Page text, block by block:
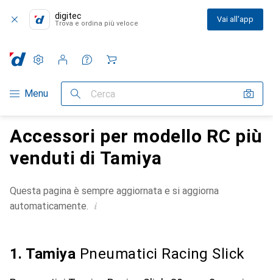
digitec
Trova e ordina più veloce Vai all'app
Categoria Navigazione
Menu Cerca
Impostazioni
Conto cliente
Liste di confronto
Liste dei desideri
Carrello
Accessori per modello RC più
venduti di Tamiya
Questa pagina è sempre aggiornata e si aggiorna
automaticamente. i
1. Tamiya Pneumatici Racing Slick